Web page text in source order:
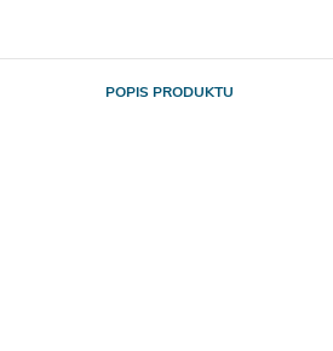
POPIS PRODUKTU